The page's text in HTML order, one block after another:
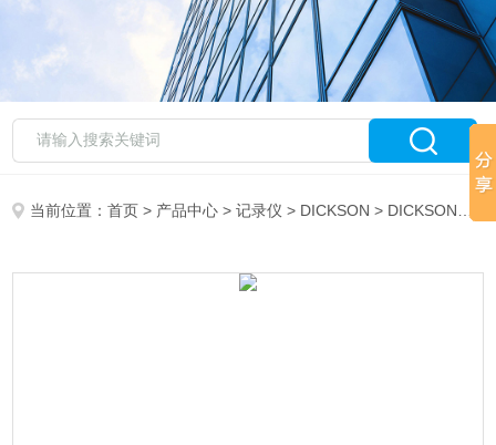
当前位置：首页 > 产品中心 >记录仪 > DICKSON > DICKSON记录仪FT625